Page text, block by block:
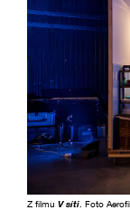
Z filmu V síti . Foto